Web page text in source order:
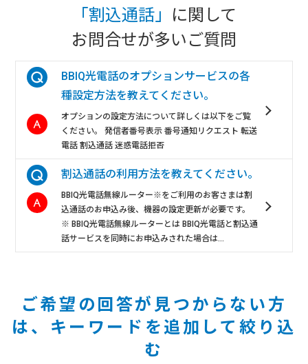
「割込通話」
に関して
お問合せが多いご質問
BBIQ光電話のオプションサービスの各
種設定方法を教えてください。
オプションの設定方法について詳しくは以下をご覧
ください。 発信者番号表示 番号通知リクエスト 転送
電話 割込通話 迷惑電話拒否
割込通話の利用方法を教えてください。
BBIQ光電話無線ルーター※をご利用のお客さまは割
込通話のお申込み後、機器の設定更新が必要です。
※ BBIQ光電話無線ルーターとは BBIQ光電話と割込通
話サービスを同時にお申込みされた場合は...
ご希望の回答が見つからない方
は、 キーワードを追加して絞り込
む